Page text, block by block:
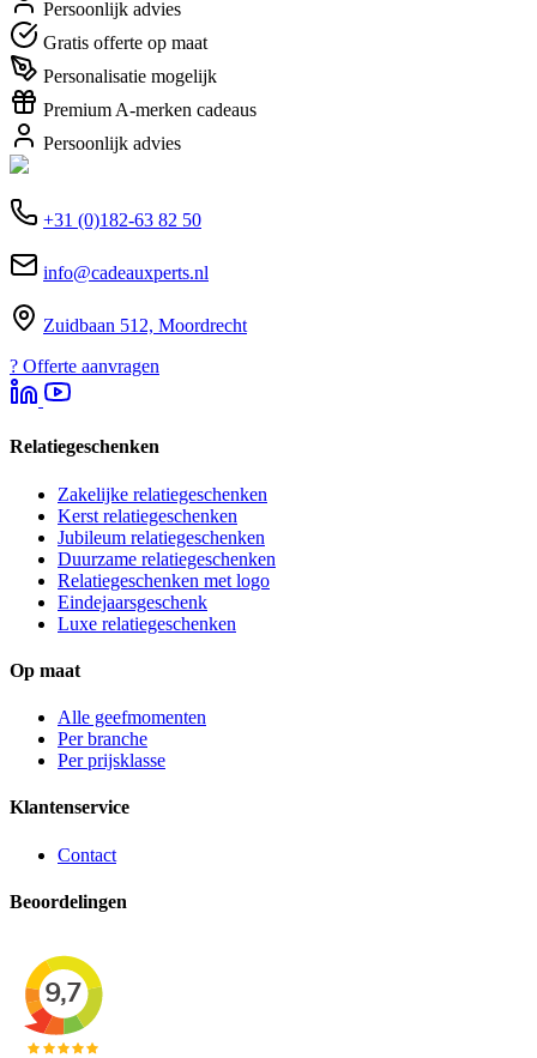
Persoonlijk advies
Gratis offerte op maat
Personalisatie mogelijk
Premium A-merken cadeaus
Persoonlijk advies
+31 (0)182-63 82 50
info@cadeauxperts.nl
Zuidbaan 512, Moordrecht
? Offerte aanvragen
Relatiegeschenken
Zakelijke relatiegeschenken
Kerst relatiegeschenken
Jubileum relatiegeschenken
Duurzame relatiegeschenken
Relatiegeschenken met logo
Eindejaarsgeschenk
Luxe relatiegeschenken
Op maat
Alle geefmomenten
Per branche
Per prijsklasse
Klantenservice
Contact
Beoordelingen